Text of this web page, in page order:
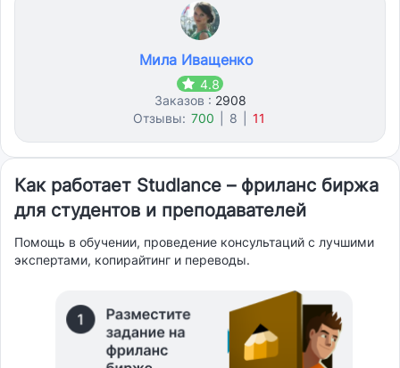
области (по ярославскому шоссе)). План и введение к
магистерской нужно (оригинальность хотя бы процентов
Мила Иващенко
4.8
Заказов : 2908
Отзывы: 700 8 11
Как работает Studlance – фриланс биржа
для студентов и преподавателей
Помощь в обучении, проведение консультаций с лучшими
экспертами, копирайтинг и переводы.